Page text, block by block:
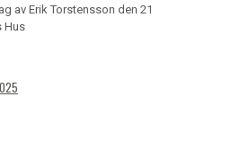
av Erik Torstensson den 21
Hus